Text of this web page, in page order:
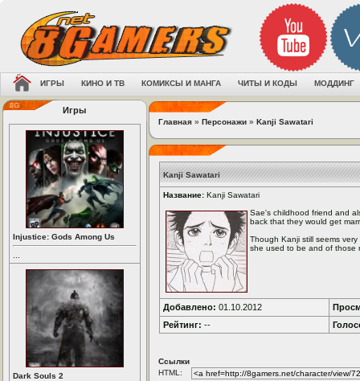
ИГРЫ КИНО И ТВ КОМИКСЫ И МАНГА ЧИТЫ И КОДЫ МОДДИНГ
Игры
Injustice: Gods Among Us
Dark Souls 2
Главная » Персонажи » Kanji Sawatari
Kanji Sawatari
Название: Kanji Sawatari
Sae's childhood friend and
back that they would get
Though Kanji still seems
she used to be and of those
Добавлено: 01.10.2012
Рейтинг: --
Ссылки
HTML: